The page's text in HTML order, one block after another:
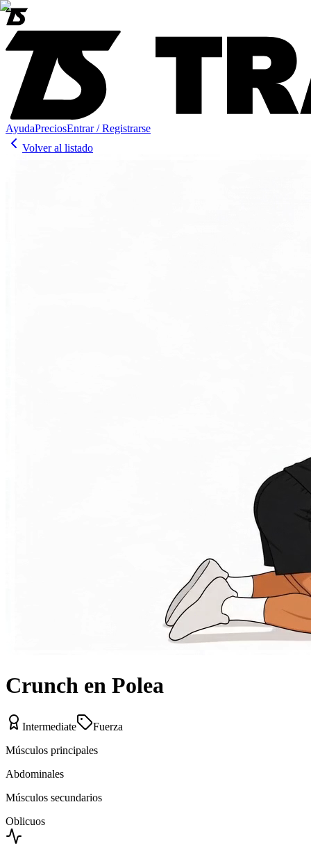
AyudaPreciosEntrar / Registrarse
Volver al listado
Crunch en Polea
Intermediate
Fuerza
Músculos principales
Abdominales
Músculos secundarios
Oblicuos